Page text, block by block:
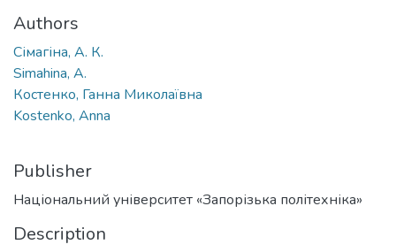
Authors
Сімагіна, А. К.
Simahina, A.
Костенко, Ганна Миколаївна
Kostenko, Anna
Publisher
Національний університет «Запорізька політехніка»
Description